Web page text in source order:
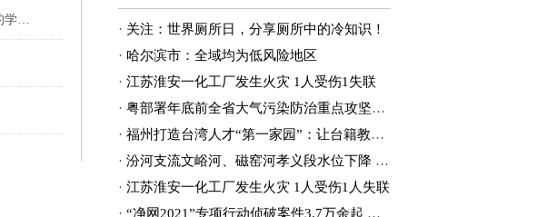
配套先行 80所新学校陆续投用 家门口的学位很充足
· 关注：世界厕所日，分享厕所中的冷知识！
· 哈尔滨市：全域均为低风险地区
· 江苏淮安一化工厂发生火灾 1人受伤1失联
· 粤部署年底前全省大气污染防治重点攻坚工作
· 福州打造台湾人才“第一家园”：让台籍教师“来得了、留得下”
· 汾河支流文峪河、磁窑河孝义段水位下降 正在推进决口封堵
· 江苏淮安一化工厂发生火灾 1人受伤1人失联
· “净网2021”专项行动侦破案件3.7万余起 抓获嫌犯8万余人